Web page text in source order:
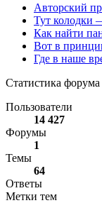
Авторский
Тут колодки
Как найти
Вот в
Где в наше
Статистика форума
Пользователи
14 427
Форумы
1
Темы
64
Ответы
Метки тем